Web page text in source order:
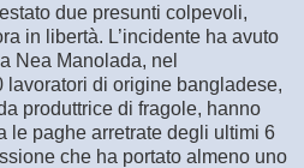
due presunti colpevoli,
in libertà. L’incidente ha avuto
Nea Manolada, nel
lavoratori di origine bangladese,
produttrice di fragole, hanno
le paghe arretrate degli ultimi 6
che ha portato almeno uno